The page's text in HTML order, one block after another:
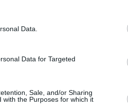
Data.
Data for Targeted
Sale, and/or Sharing
the Purposes for which it
oder auch günstige
kostet Szeged die Hälfte
3.200 HUF, während in
günstiger als in
HIER